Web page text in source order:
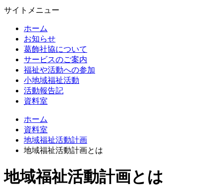
サイトメニュー
ホーム
お知らせ
葛飾社協について
サービスのご案内
福祉や活動への参加
小地域福祉活動
活動報告記
資料室
ホーム
資料室
地域福祉活動計画
地域福祉活動計画とは
地域福祉活動計画とは